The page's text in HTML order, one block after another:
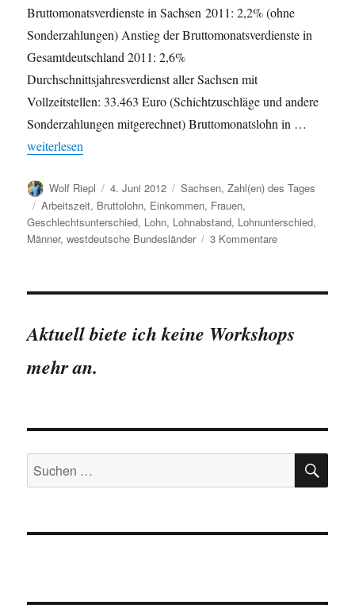
Bruttomonatsverdienste in Sachsen 2011: 2,2% (ohne
Sonderzahlungen) Anstieg der Bruttomonatsverdienste in
Gesamtdeutschland 2011: 2,6%
Durchschnittsjahresverdienst aller Sachsen mit
Vollzeitstellen: 33.463 Euro (Schichtzuschläge und andere
Sonderzahlungen mitgerechnet) Bruttomonatslohn in …
„Lohnabstand zwischen Sachsen und westdeutschen
weiterlesen
Autor
Wolf Riepl
Veröffentlicht
am
4. Juni 2012 Kategorien
Sachsen,Zahl(en) des Tages
Schlagwörter
Arbeitszeit, Bruttolohn, Einkommen, Frauen,
Geschlechtsunterschied, Lohn, Lohnabstand, Lohnunterschied,
Männer,westdeutsche Bundesländer 3 Kommentarezu
Sachsen
Bundesländern
Aktuell biete ich keine Workshops
mehr an.
Suchen
nach: